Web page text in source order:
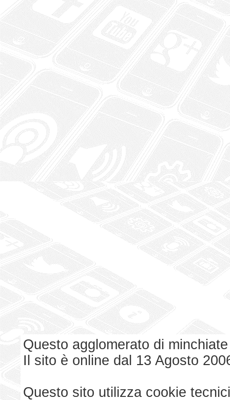
Questo agglomerato di
Il sito è online dal 13 Agosto
Questo sito utilizza cookie